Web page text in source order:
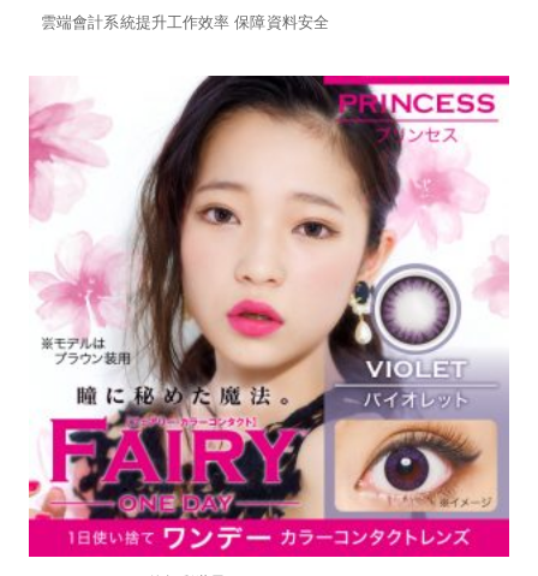
雲端會計系統提升工作效率 保障資料安全